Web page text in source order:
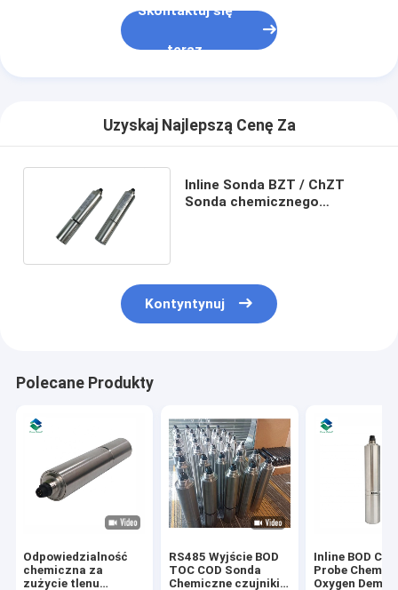
Skontaktuj się
teraz
Uzyskaj Najlepszą Cenę Za
Inline Sonda BZT / ChZT
Sonda chemicznego
Kontyntynuj
Polecane Produkty
Odpowiedzialność
chemiczna za
zużycie tlenu
RS485 Wyjście BOD
TOC COD Sonda
Chemiczne czujniki
Inline BOD
Probe
Oxygen